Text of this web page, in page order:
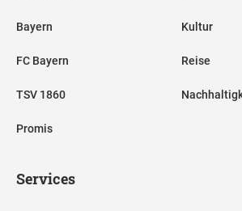
Bayern
FC Bayern
TSV 1860
Promis
Kultur
Reise
Services